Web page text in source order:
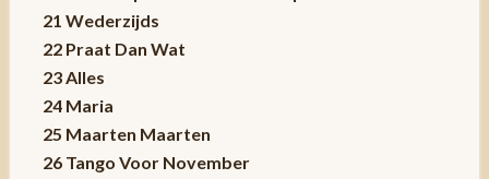
21 Wederzijds
22 Praat Dan Wat
23 Alles
24 Maria
25 Maarten Maarten
26 Tango Voor November